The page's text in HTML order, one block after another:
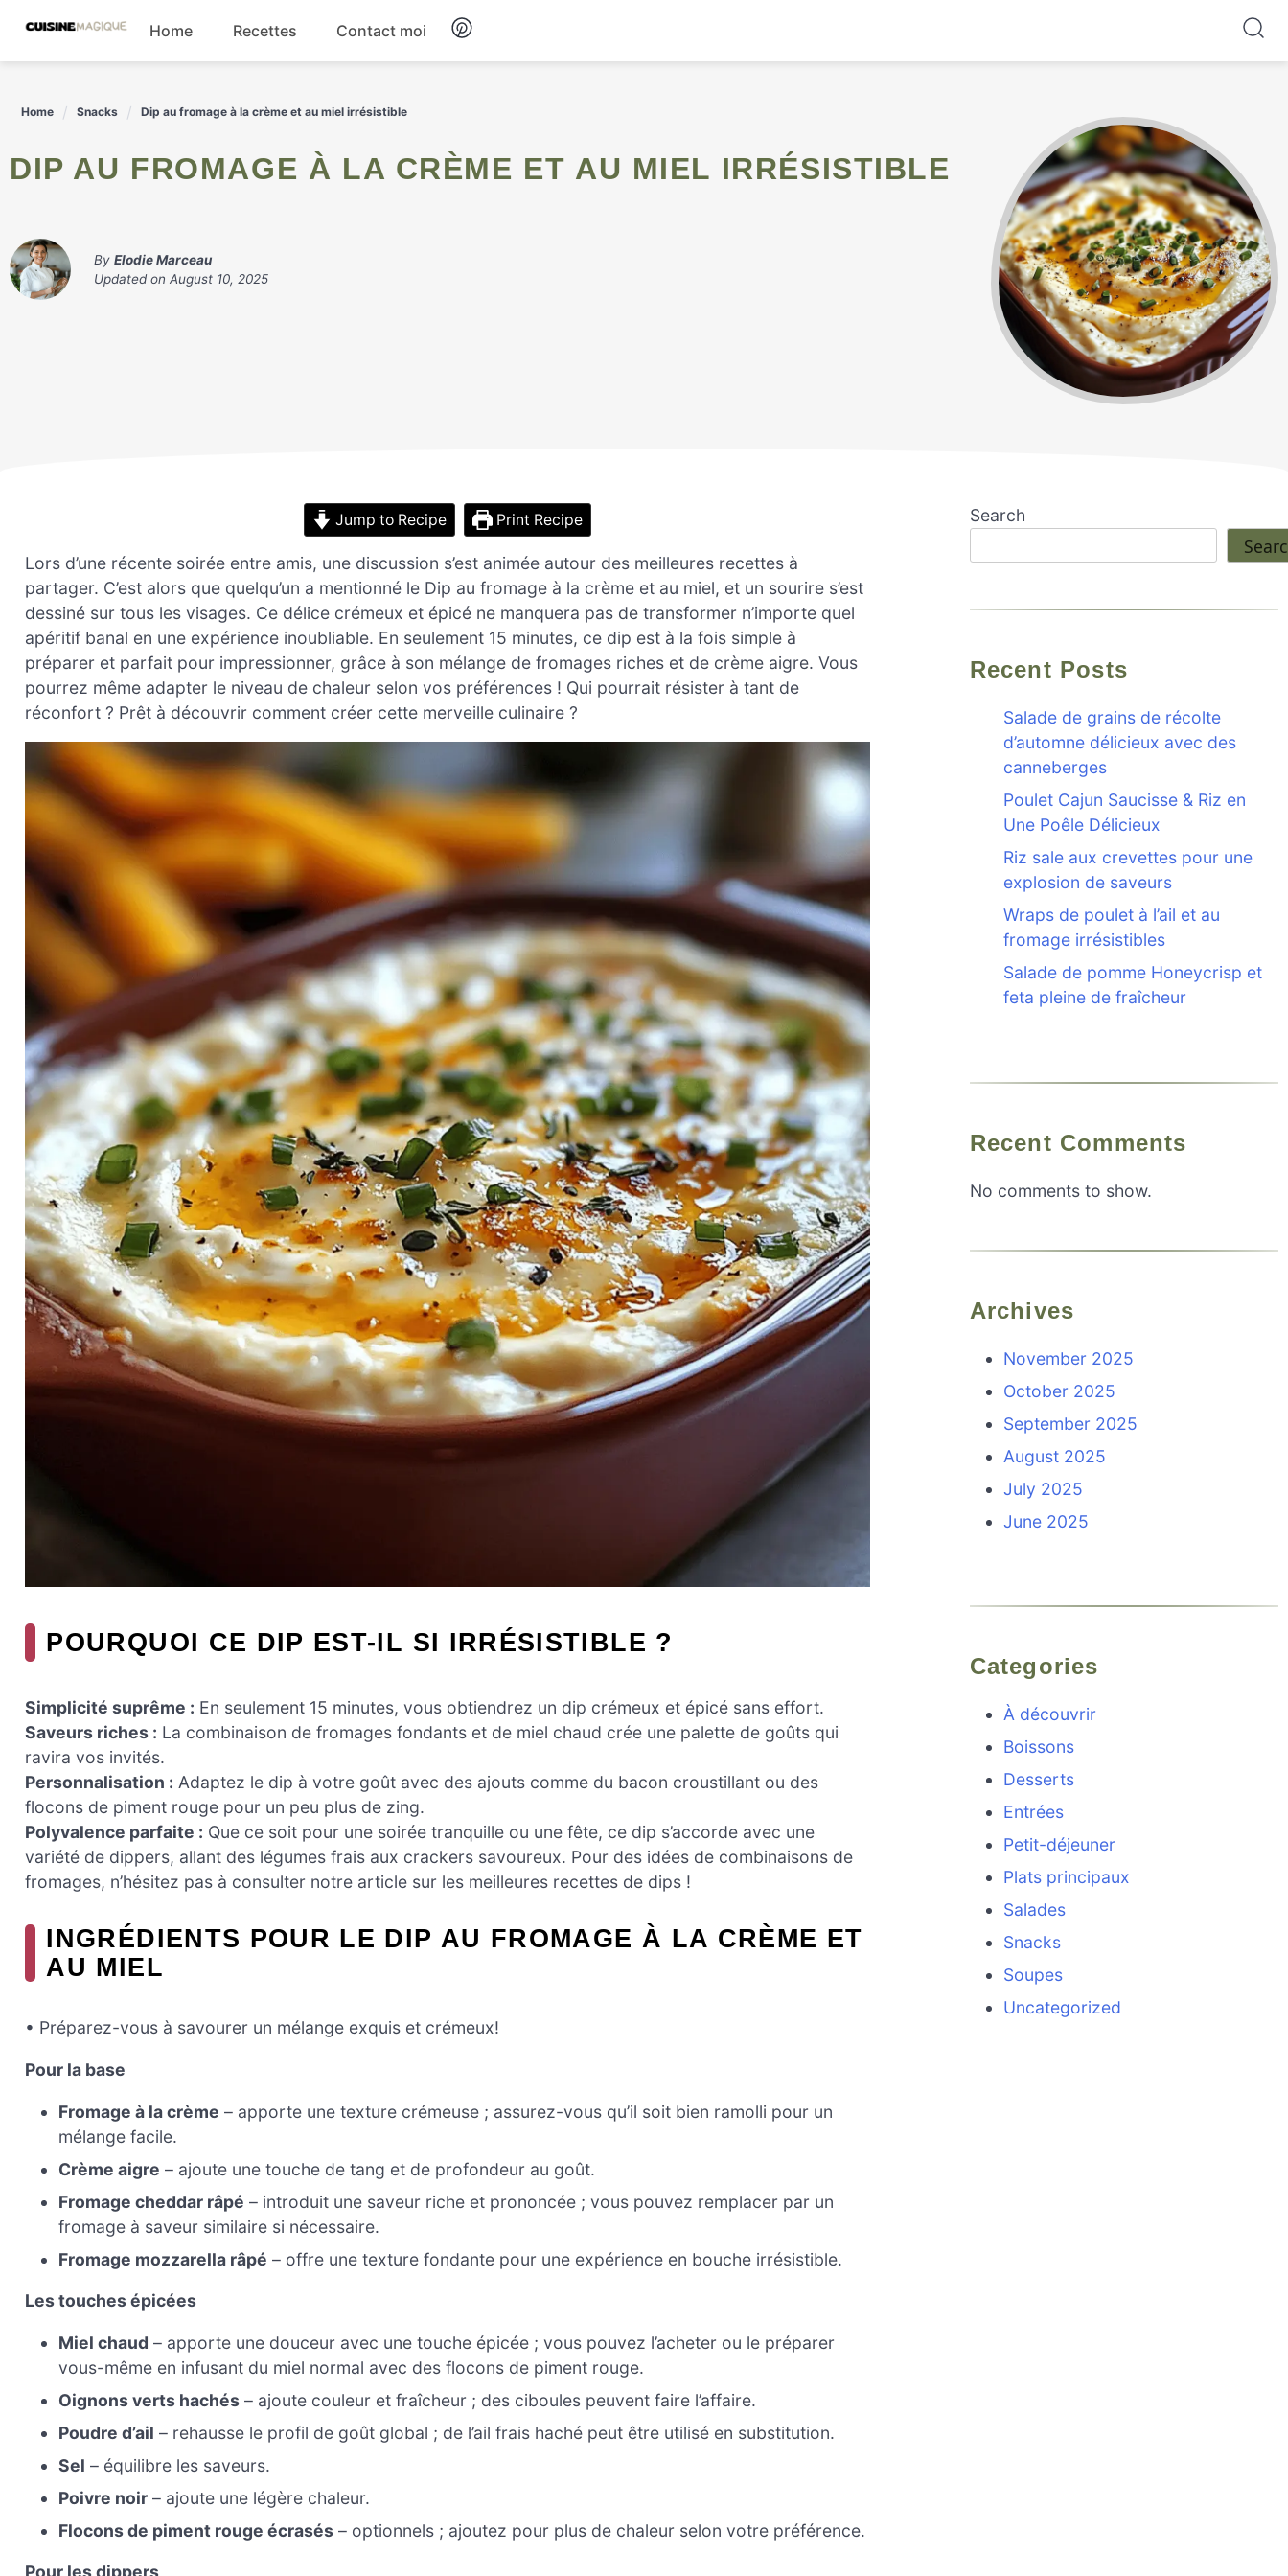
content
Home Recettes Contact moi
Home Snacks Dip au fromage à la crème et au miel irrésistible
DIP AU FROMAGE À LA CRÈME ET AU MIEL IRRÉSISTIBLE
By Elodie Marceau
Updated on August 10, 2025
Jump to Recipe Print Recipe
Lors d’une récente soirée entre amis, une discussion s’est animée autour des meilleures recettes à
partager. C’est alors que quelqu’un a mentionné le Dip au fromage à la crème et au miel, et un sourire s’est
dessiné sur tous les visages. Ce délice crémeux et épicé ne manquera pas de transformer n’importe quel
apéritif banal en une expérience inoubliable. En seulement 15 minutes, ce dip est à la fois simple à
préparer et parfait pour impressionner, grâce à son mélange de fromages riches et de crème aigre. Vous
pourrez même adapter le niveau de chaleur selon vos préférences ! Qui pourrait résister à tant de
réconfort ? Prêt à découvrir comment créer cette merveille culinaire ?
POURQUOI CE DIP EST-IL SI IRRÉSISTIBLE ?
Simplicité suprême : En seulement 15 minutes, vous obtiendrez un dip crémeux et épicé sans effort.
Saveurs riches : La combinaison de fromages fondants et de miel chaud crée une palette de goûts qui
ravira vos invités.
Personnalisation : Adaptez le dip à votre goût avec des ajouts comme du bacon croustillant ou des
flocons de piment rouge pour un peu plus de zing.
Polyvalence parfaite : Que ce soit pour une soirée tranquille ou une fête, ce dip s’accorde avec une
variété de dippers, allant des légumes frais aux crackers savoureux. Pour des idées de combinaisons de
fromages, n’hésitez pas à consulter notre article sur les meilleures recettes de dips !
INGRÉDIENTS POUR LE DIP AU FROMAGE À LA CRÈME ET
AU MIEL
• Préparez-vous à savourer un mélange exquis et crémeux!
Pour la base
Fromage à la crème – apporte une texture crémeuse ; assurez-vous qu’il soit bien ramolli pour un
mélange facile.
Crème aigre – ajoute une touche de tang et de profondeur au goût.
Fromage cheddar râpé – introduit une saveur riche et prononcée ; vous pouvez remplacer par un
fromage à saveur similaire si nécessaire.
Fromage mozzarella râpé – offre une texture fondante pour une expérience en bouche irrésistible.
Les touches épicées
Miel chaud – apporte une douceur avec une touche épicée ; vous pouvez l’acheter ou le préparer
vous-même en infusant du miel normal avec des flocons de piment rouge.
Oignons verts hachés – ajoute couleur et fraîcheur ; des ciboules peuvent faire l’affaire.
Poudre d’ail – rehausse le profil de goût global ; de l’ail frais haché peut être utilisé en substitution.
Sel – équilibre les saveurs.
Poivre noir – ajoute une légère chaleur.
Flocons de piment rouge écrasés – optionnels ; ajoutez pour plus de chaleur selon votre préférence.
Pour les dippers
Search
Recent Posts
Salade de grains de récolte
d’automne délicieux avec des
canneberges
Poulet Cajun Saucisse & Riz en
Une Poêle Délicieux
Riz sale aux crevettes pour une
explosion de saveurs
Wraps de poulet à l’ail et au
fromage irrésistibles
Salade de pomme Honeycrisp et
feta pleine de fraîcheur
Recent Comments
No comments to show.
Archives
November 2025
October 2025
September 2025
August 2025
July 2025
June 2025
Categories
À découvrir
Boissons
Desserts
Entrées
Petit-déjeuner
Plats principaux
Salades
Snacks
Soupes
Uncategorized